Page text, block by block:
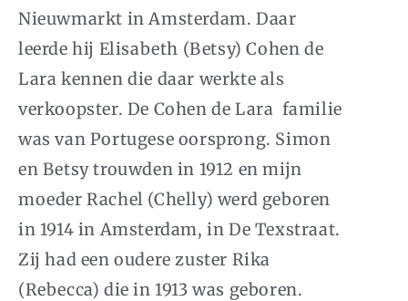
Nieuwmarkt in Amsterdam. Daar
leerde hij Elisabeth (Betsy) Cohen de
Lara kennen die daar werkte als
verkoopster. De Cohen de Lara familie
was van Portugese oorsprong. Simon
en Betsy trouwden in 1912 en mijn
moeder Rachel (Chelly) werd geboren
in 1914 in Amsterdam, in De Texstraat.
Zij had een oudere zuster Rika
(Rebecca) die in 1913 was geboren.